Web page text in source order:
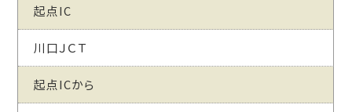
起点IC
川口ＪＣＴ
起点ICから